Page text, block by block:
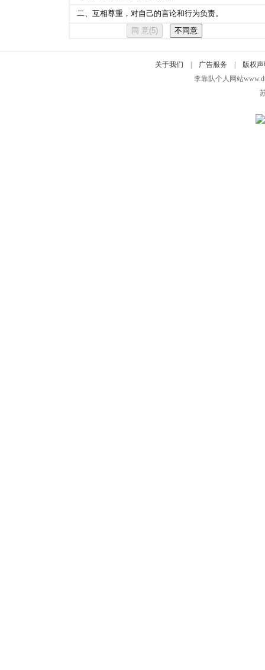
二、互相尊重，对自己的言论和行为负责。
关于我们 广告服务
版权声
李靠队个人网站